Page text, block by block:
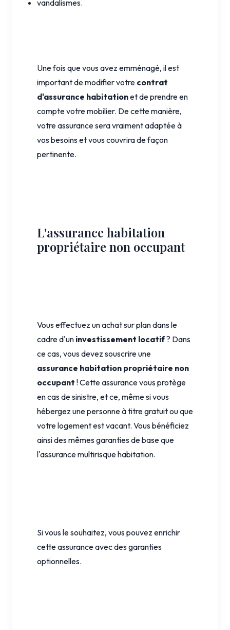
vandalismes.
Une fois que vous avez emménagé, il est
important de modifier votre contrat
d'assurance habitationet de prendre en
compte votre mobilier. De cette manière,
votre assurance sera vraiment adaptée à
vos besoins et vous couvrira de façon
pertinente.
L'assurance habitation
propriétaire non occupant
Vous effectuez un achat sur plan dans le
cadre d'un investissement locatif? Dans
ce cas, vous devez souscrire une
assurance habitation propriétaire non
occupant ! Cette assurance vous protège
en cas de sinistre, et ce, même si vous
hébergez une personne à titre gratuit ou que
votre logement est vacant. Vous bénéficiez
ainsi des mêmes garanties de base que
l'assurance multirisque habitation.
Si vous le souhaitez, vous pouvez enrichir
cette assurance avec des garanties
optionnelles.